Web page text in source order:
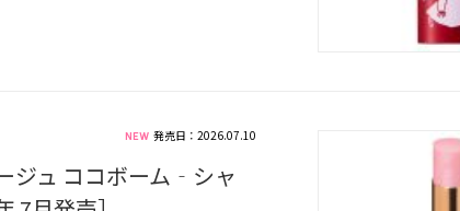
発売日：2026.07.10
ジュ ココボーム‐シャ